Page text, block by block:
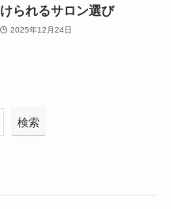
けられるサロン選び
2025年12月24日
検索